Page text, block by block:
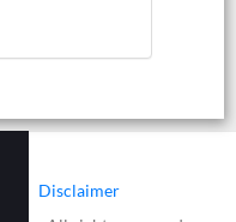
Disclaimer